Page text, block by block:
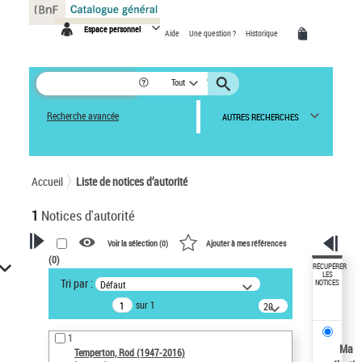
Espace personnel Aide Une question ? Historique
Tout
Recherche avancée AUTRES RECHERCHES
Accueil Liste de notices d’autorité
1 Notices d'autorité
VOTRE RECHERCHE
Recherche avancée dans les
notices d’autorité
Œuvres liées à l'auteur :
Temperton, Rod (1947-2016)
Voir la sélection (0) Ajouter à mes références
(0)
Tri par : Défaut
sur 1
20
résultats/page
1
Temperton, Rod (1947-2016)
RÉCUPÉRER
LES
NOTICES
Ma
Panneau de gestion des cookies